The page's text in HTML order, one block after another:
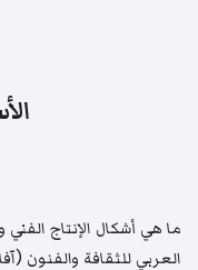
ما هي أشكال الإنتاج
العربي للثقافة والفنون